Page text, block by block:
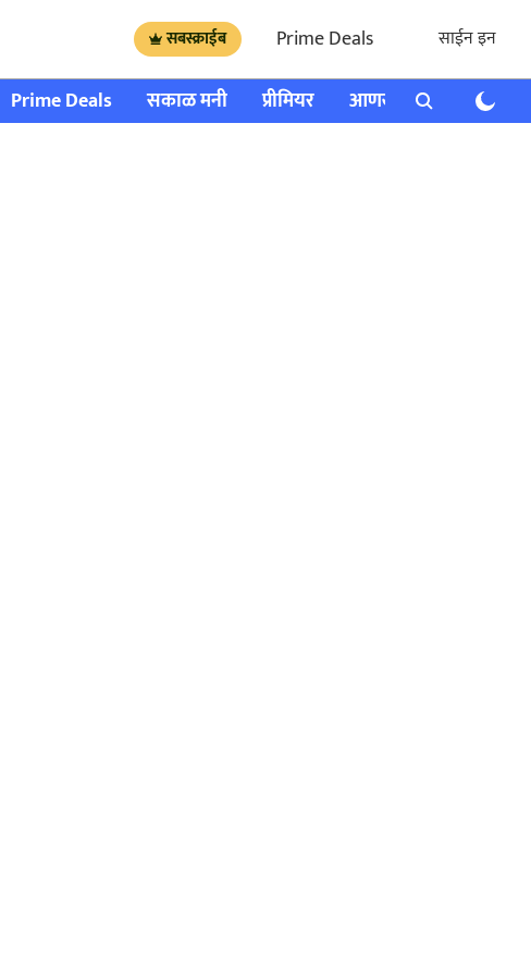
सबस्क्राईब Prime Deals साईन इन
Prime Deals सकाळ मनी प्रीमियर आणखी राशी भविष्य